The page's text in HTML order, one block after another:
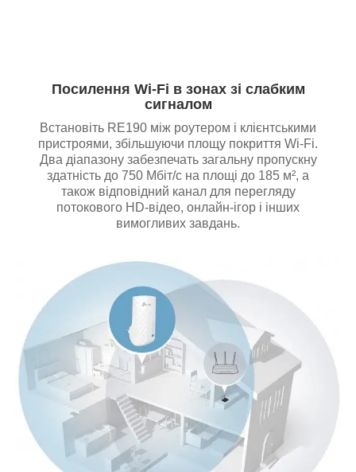
Посилення Wi-Fi в зонах зі слабким
сигналом
Встановіть RE190 між роутером і клієнтськими
пристроями, збільшуючи площу покриття Wi-Fi.
Два діапазону забезпечать загальну пропускну
здатність до 750 Мбіт/с на площі до 185 м², а
також відповідний канал для перегляду
потокового HD-відео, онлайн-ігор і інших
вимогливих завдань.